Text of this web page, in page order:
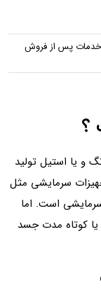
؟
و یا استیل تولید
سرمایشی مثل
سرمایشی است. اما
یا کوتاه مدت جسد